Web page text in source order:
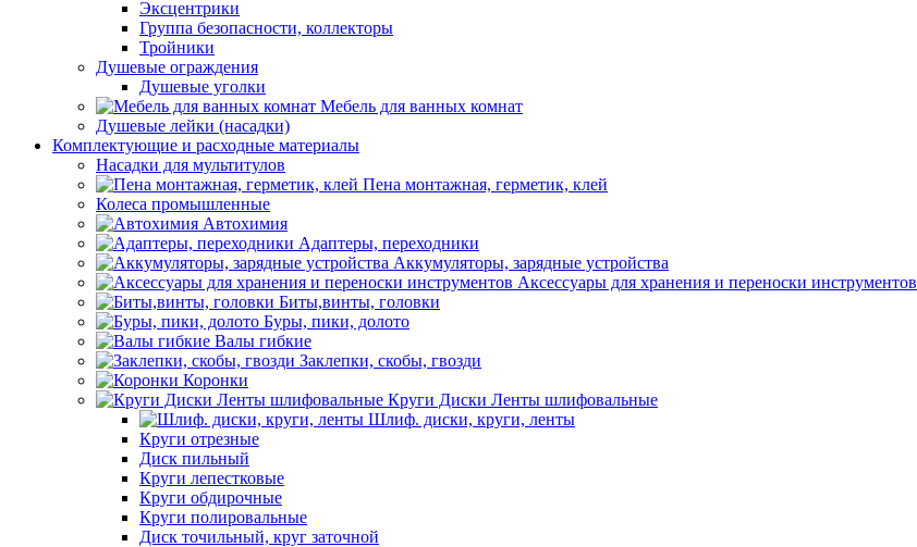
Эксцентрики
Группа безопасности, коллекторы
Тройники
Душевые ограждения
Душевые уголки
Мебель для ванных комнат
Душевые лейки (насадки)
Комплектующие и расходные материалы
Насадки для мультитулов
Пена монтажная, герметик, клей
Колеса промышленные
Автохимия
Адаптеры, переходники
Аккумуляторы, зарядные устройства
Аксессуары для хранения и переноски инструментов
Биты,винты, головки
Буры, пики, долото
Валы гибкие
Заклепки, скобы, гвозди
Коронки
Круги Диски Ленты шлифовальные
Шлиф. диски, круги, ленты
Круги отрезные
Диск пильный
Круги лепестковые
Круги обдирочные
Круги полировальные
Диск точильный, круг заточной